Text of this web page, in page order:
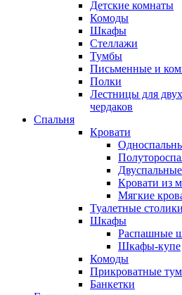
Детские комнаты
Комоды
Шкафы
Стеллажи
Тумбы
Письменные и
Полки
Лестницы для
чердаков
Спальня
Кровати
Кровати из
Мягкие
Туалетные столики
Шкафы
Распашные
Шкафы-купе
Комоды
Прикроватные
Банкетки